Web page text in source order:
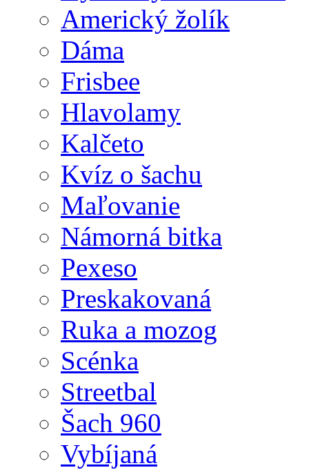
Americký žolík
Dáma
Frisbee
Hlavolamy
Kalčeto
Kvíz o šachu
Maľovanie
Námorná bitka
Pexeso
Preskakovaná
Ruka a mozog
Scénka
Streetbal
Šach 960
Vybíjaná